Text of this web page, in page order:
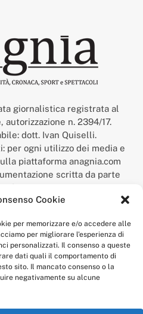
Cookie
per memorizzare e/o accedere alle
per migliorare l'esperienza di
personalizzati. Il consenso a queste
dati quali il comportamento di
sito. Il mancato consenso o la
negativamente su alcune
giornalistica registrata al
n. 2394/17.
dott. Ivan Quiselli.
per ogni utilizzo dei media e
piattaforma anagnia.com
scritta da parte
presso l’Ufficio Italiano
del 9 febbraio 2017.